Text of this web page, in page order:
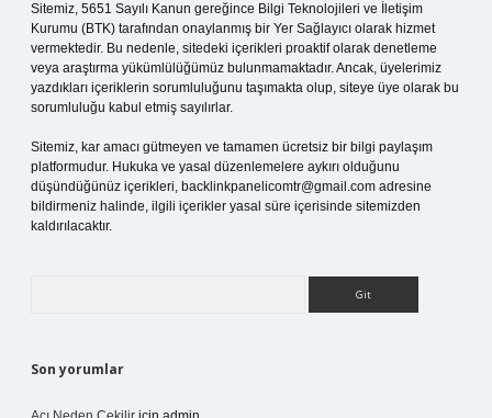
Sitemiz, 5651 Sayılı Kanun gereğince Bilgi Teknolojileri ve İletişim
Kurumu (BTK) tarafından onaylanmış bir Yer Sağlayıcı olarak hizmet
vermektedir. Bu nedenle, sitedeki içerikleri proaktif olarak denetleme
veya araştırma yükümlülüğümüz bulunmamaktadır. Ancak, üyelerimiz
yazdıkları içeriklerin sorumluluğunu taşımakta olup, siteye üye olarak bu
sorumluluğu kabul etmiş sayılırlar.
Sitemiz, kar amacı gütmeyen ve tamamen ücretsiz bir bilgi paylaşım
platformudur. Hukuka ve yasal düzenlemelere aykırı olduğunu
düşündüğünüz içerikleri, backlinkpanelicomtr@gmail.com adresine
bildirmeniz halinde, ilgili içerikler yasal süre içerisinde sitemizden
kaldırılacaktır.
Son yorumlar